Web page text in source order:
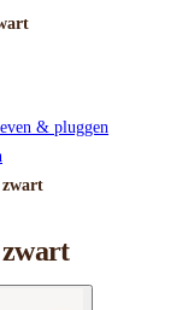
& pluggen
zwart